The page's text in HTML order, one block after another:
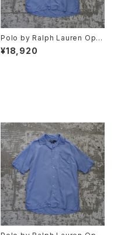
Polo by Ralph Lauren Ope
n Collar Shirt "CALDWELL"
¥18,920